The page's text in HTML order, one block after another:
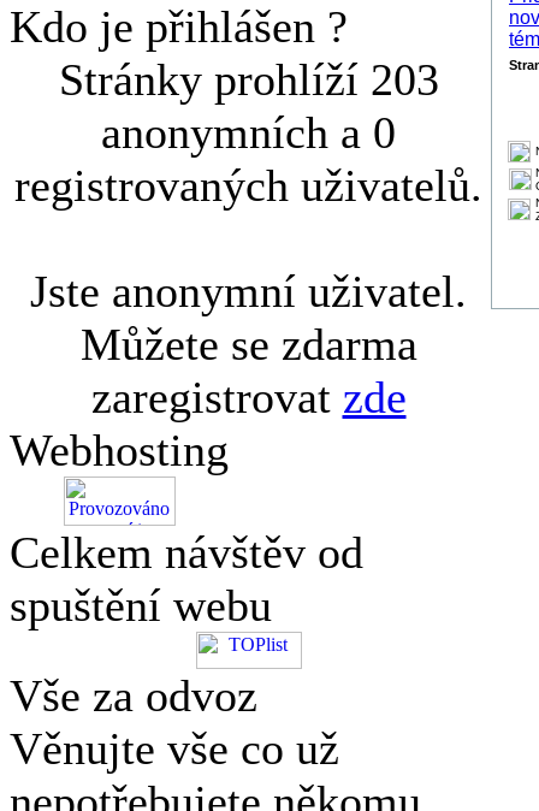
Kdo je přihlášen ?
Stránky prohlíží 203
anonymních a 0
registrovaných uživatelů.
Jste anonymní uživatel.
Můžete se zdarma
zaregistrovat zde
Webhosting
Celkem návštěv od
spuštění webu
Vše za odvoz
Věnujte vše co už